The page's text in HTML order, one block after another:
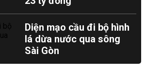
Diện mạo cầu đi bộ hình
lá dừa nước qua sông
Sài Gòn